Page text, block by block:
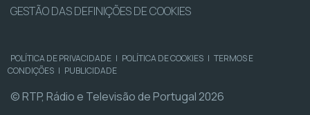
GESTÃO DAS DEFINIÇÕES DE COOKIES
POLÍTICA DE PRIVACIDADE | POLÍTICA DE COOKIES | TERMOS E
CONDIÇÕES | PUBLICIDADE
© RTP, Rádio e Televisão de Portugal 2026